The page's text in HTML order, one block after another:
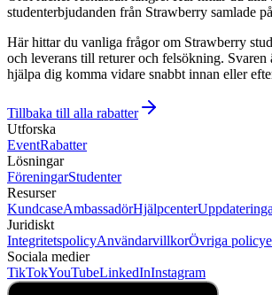
studenterbjudanden från Strawberry samlade
Här hittar du vanliga frågor om Strawberry
och leverans till returer och felsökning. Svaren
hjälpa dig komma vidare snabbt innan eller
Tillbaka till alla rabatter
Utforska
EventRabatter
Lösningar
FöreningarStudenter
Resurser
KundcaseAmbassadörHjälpcenter
Juridiskt
IntegritetspolicyAnvändarvillkorÖvriga
Sociala medier
TikTokYouTubeLinkedInInstagram